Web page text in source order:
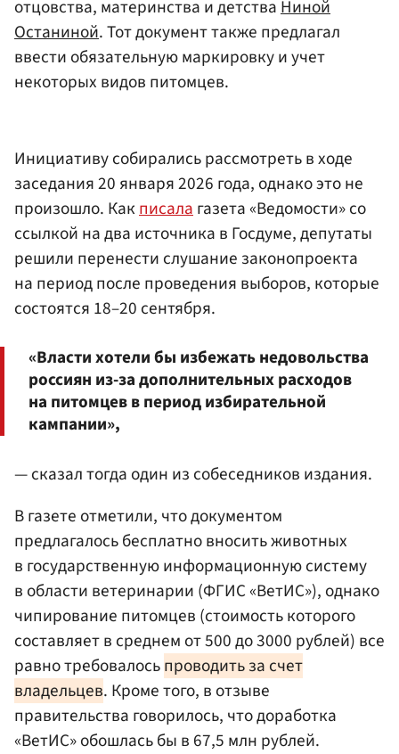
отцовства, материнства и детстваНиной
Останиной. Тот документ также предлагал
ввести обязательную маркировку и учет
некоторых видов питомцев.
Инициативу собирались рассмотреть в ходе
заседания 20 января 2026 года, однако это не
произошло. Какписалагазета «Ведомости» со
ссылкой на два источника в Госдуме, депутаты
решили перенести слушание законопроекта
на период после проведения выборов, которые
состоятся 18–20 сентября.
«Власти хотели бы избежать недовольства
россиян из-за дополнительных расходов
на питомцев в период избирательной
кампании»,
— сказал тогда один из собеседников издания.
В газете отметили, что документом
предлагалось бесплатно вносить животных
в государственную информационную систему
в области ветеринарии (ФГИС «ВетИС»), однако
чипирование питомцев (стоимость которого
составляет в среднем от 500 до 3000 рублей) все
равно требовалосьпроводить за счет
владельцев. Кроме того, в отзыве
правительства говорилось, что доработка
«ВетИС» обошлась бы в 67,5 млн рублей.